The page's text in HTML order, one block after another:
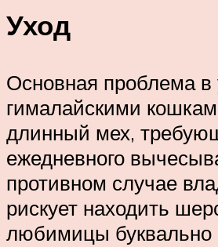
Уход
Основная проблема в
гималайскими
длинный мех,
ежедневного
противном случае
рискует находить
любимицы буквально